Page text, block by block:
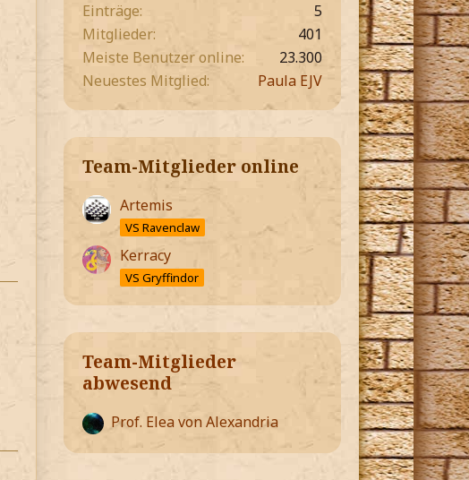
Einträge
5
Mitglieder
401
Meiste Benutzer online
23.300
Neuestes Mitglied
Paula EJV
Team-Mitglieder online
Artemis
VS Ravenclaw
Kerracy
VS Gryffindor
Team-Mitglieder
abwesend
Prof. Elea von Alexandria